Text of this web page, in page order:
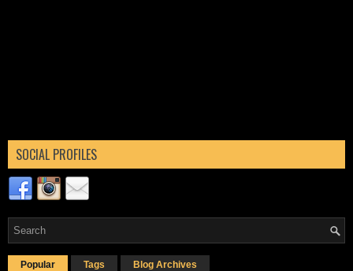
SOCIAL PROFILES
Popular Tags Blog Archives